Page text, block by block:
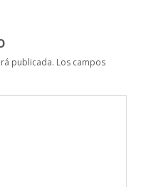
publicada. Los campos